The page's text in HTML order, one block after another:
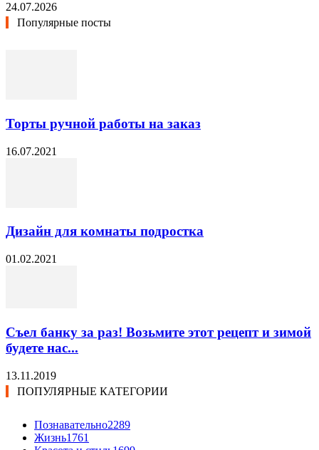
24.07.2026
Популярные посты
Торты ручной работы на заказ
16.07.2021
Дизайн для комнаты подростка
01.02.2021
Съел банку за раз! Возьмите этот рецепт и зимой
будете нас...
13.11.2019
ПОПУЛЯРНЫЕ КАТЕГОРИИ
Познавательно2289
Жизнь1761